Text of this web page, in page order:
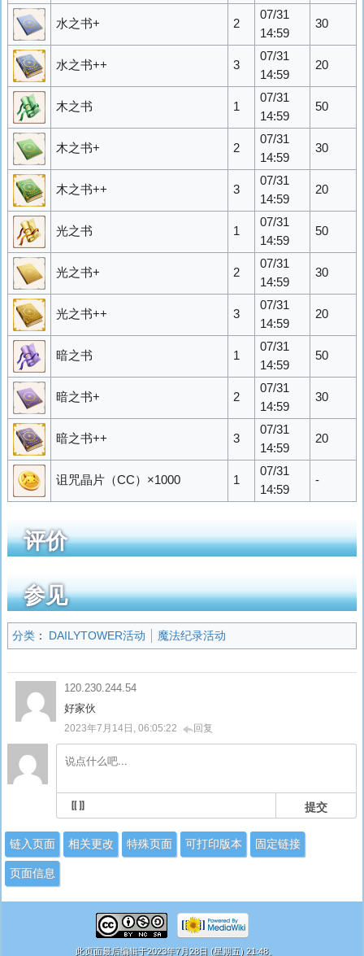
水之书+ 2
07/31
14:59
30
水之书++ 3
07/31
14:59
20
木之书 1
07/31
14:59
50
木之书+ 2
07/31
14:59
30
木之书++ 3
07/31
14:59
20
光之书 1
07/31
14:59
50
光之书+ 2
07/31
14:59
30
光之书++ 3
07/31
14:59
20
暗之书 1
07/31
14:59
50
暗之书+ 2
07/31
14:59
30
暗之书++ 3
07/31
14:59
20
诅咒晶片（CC）×1000 1
07/31
14:59
-
评价
参见
分类： DAILYTOWER活动 魔法纪录活动
120.230.244.54
好家伙
2023年7月14日, 06:05:22 回复
提交
链入页面 相关更改 特殊页面 可打印版本 固定链接
页面信息
此页面最后编辑于2023年7月28日 (星期五) 21:48。